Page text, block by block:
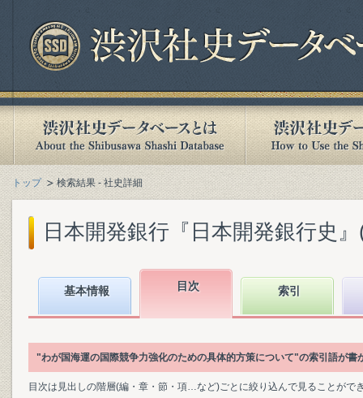
トップ 検索結果 - 社史詳細
日本開発銀行『日本開発銀行史
基本情報 目次 索引
"わが国海運の国際競争力強化のための具体的方策について"の索引語が
目次は見出しの階層(編・章・節・項…など)ごとに絞り込んで見ることがで